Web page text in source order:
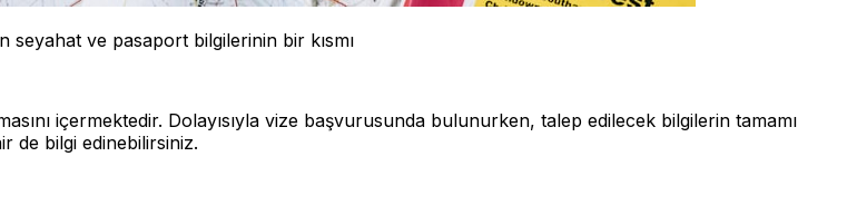
seyahat ve pasaport bilgilerinin bir kısmı
içermektedir. Dolayısıyla vize başvurusunda bulunurken, talep edilecek bilgilerin tamamı
de bilgi edinebilirsiniz.